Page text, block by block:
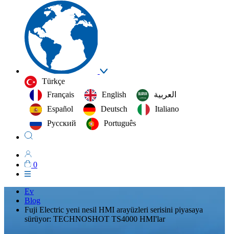
Türkçe
Français
English
العربية‏
Español
Deutsch
Italiano
Русский
Português
0
Ev
Blog
Fuji Electric yeni nesil HMI arayüzleri serisini piyasaya
sürüyor: TECHNOSHOT TS4000 HMI'lar